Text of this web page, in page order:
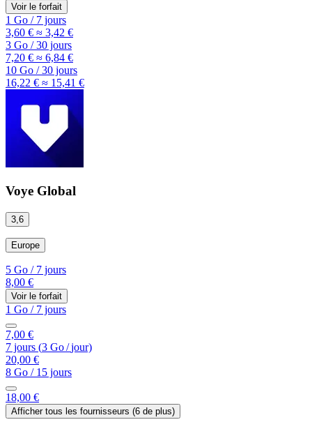
Voir le forfait
1 Go /7 jours
3,60 € ≈ 3,42 €
3 Go /30 jours
7,20 € ≈ 6,84 €
10 Go /30 jours
16,22 € ≈ 15,41 €
Voye Global
3,6
Europe
5 Go /7 jours
8,00 €
Voir le forfait
1 Go /7 jours
7,00 €
7 jours (3 Go/jour)
20,00 €
8 Go /15 jours
18,00 €
Afficher tous les fournisseurs (6 de plus)